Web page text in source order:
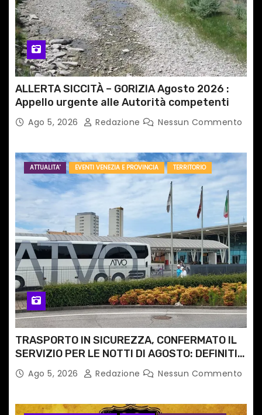
ALLERTA SICCITÀ – GORIZIA Agosto 2026 :
Appello urgente alle Autorità competenti
Ago 5, 2026 Redazione Nessun Commento
ATTUALITA' EVENTI VENEZIA E PROVINCIA TERRITORIO
TRASPORTO IN SICUREZZA, CONFERMATO IL
SERVIZIO PER LE NOTTI DI AGOSTO: DEFINITI
PERCORSI, FERMATE E ORARIO
Ago 5, 2026 Redazione Nessun Commento